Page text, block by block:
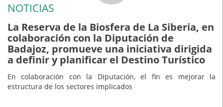
NOTICIAS
La Reserva de la Biosfera de La Siberia, en
colaboración con la Diputación de
Badajoz, promueve una iniciativa dirigida
a definir y planificar el Destino Turístico
En colaboración con la Diputación, el fin es mejorar la
estructura de los sectores implicados